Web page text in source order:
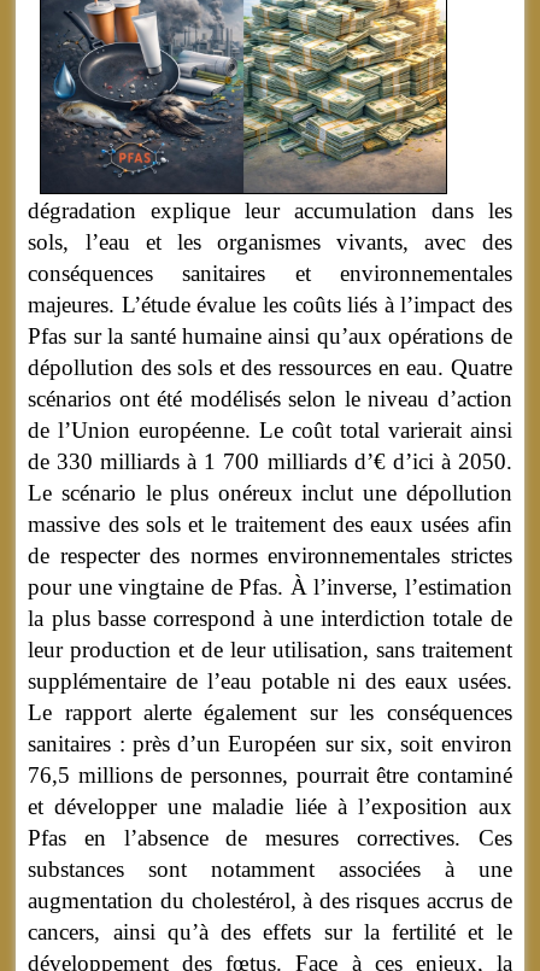
dégradation explique leur accumulation dans les
sols, l’eau et les organismes vivants, avec des
conséquences sanitaires et environnementales
majeures. L’étude évalue les coûts liés à l’impact des
Pfas sur la santé humaine ainsi qu’aux opérations de
dépollution des sols et des ressources en eau. Quatre
scénarios ont été modélisés selon le niveau d’action
de l’Union européenne. Le coût total varierait ainsi
de 330 milliards à 1 700 milliards d’€ d’ici à 2050.
Le scénario le plus onéreux inclut une dépollution
massive des sols et le traitement des eaux usées afin
de respecter des normes environnementales strictes
pour une vingtaine de Pfas. À l’inverse, l’estimation
la plus basse correspond à une interdiction totale de
leur production et de leur utilisation, sans traitement
supplémentaire de l’eau potable ni des eaux usées.
Le rapport alerte également sur les conséquences
sanitaires : près d’un Européen sur six, soit environ
76,5 millions de personnes, pourrait être contaminé
et développer une maladie liée à l’exposition aux
Pfas en l’absence de mesures correctives. Ces
substances sont notamment associées à une
augmentation du cholestérol, à des risques accrus de
cancers, ainsi qu’à des effets sur la fertilité et le
développement des fœtus. Face à ces enjeux, la